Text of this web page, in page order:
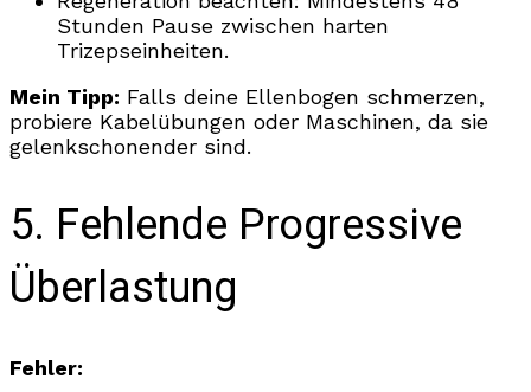
Stunden Pause zwischen harten
Trizepseinheiten.
Mein Tipp: Falls deine Ellenbogen schmerzen,
probiere Kabelübungen oder Maschinen, da sie
gelenkschonender sind.
5. Fehlende Progressive
Überlastung
Fehler: